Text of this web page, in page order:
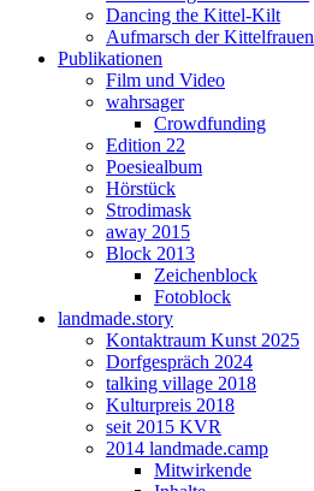
Dancing the Kittel-Kilt
Aufmarsch der Kittelfrauen
Publikationen
Film und Video
wahrsager
Crowdfunding
Edition 22
Poesiealbum
Hörstück
Strodimask
away 2015
Block 2013
Zeichenblock
Fotoblock
landmade.story
Kontaktraum Kunst 2025
Dorfgespräch 2024
talking village 2018
Kulturpreis 2018
seit 2015 KVR
2014 landmade.camp
Mitwirkende